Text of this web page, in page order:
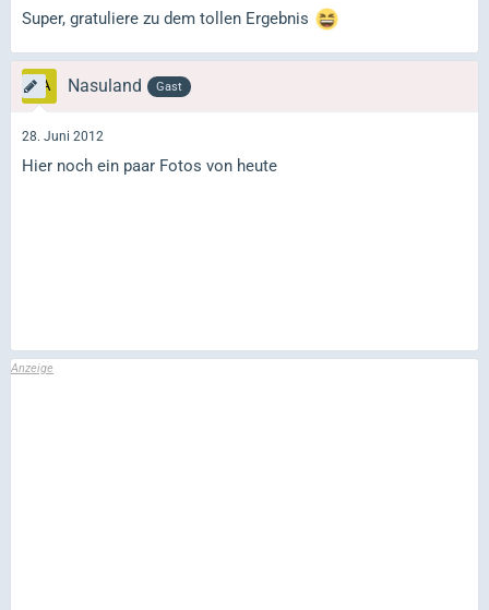
Super, gratuliere zu dem tollen Ergebnis
Nasuland Gast
28. Juni 2012
Hier noch ein paar Fotos von heute